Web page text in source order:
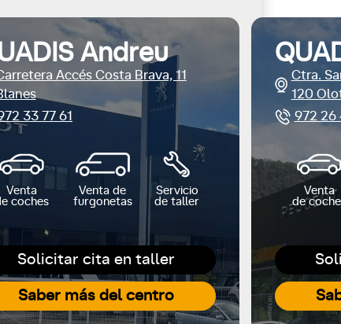
Solicitar cita en taller
Saber más del centro
Andreu
Accés Costa Brava, 11
33 77 61
Venta
coches
Venta de
furgonetas
Servicio
de taller
Ctra.
120
972 26
Venta
de